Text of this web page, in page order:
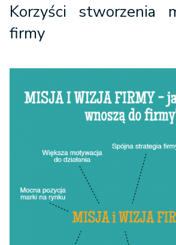
Korzyści stworzenia
firmy